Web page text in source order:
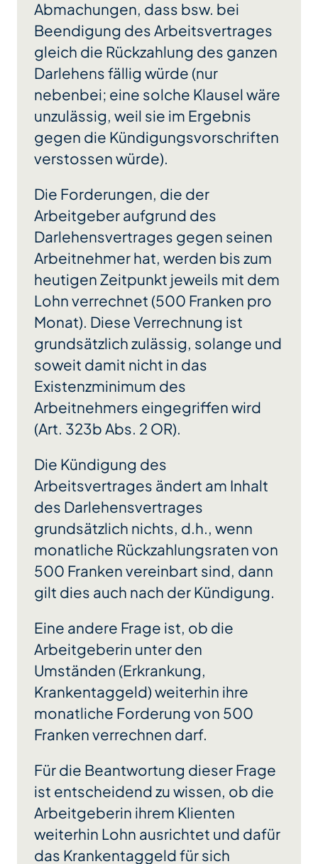
Abmachungen, dass bsw. bei
Beendigung des Arbeitsvertrages
gleich die Rückzahlung des ganzen
Darlehens fällig würde (nur
nebenbei; eine solche Klausel wäre
unzulässig, weil sie im Ergebnis
gegen die Kündigungsvorschriften
verstossen würde).
Die Forderungen, die der
Arbeitgeber aufgrund des
Darlehensvertrages gegen seinen
Arbeitnehmer hat, werden bis zum
heutigen Zeitpunkt jeweils mit dem
Lohn verrechnet (500 Franken pro
Monat). Diese Verrechnung ist
grundsätzlich zulässig, solange und
soweit damit nicht in das
Existenzminimum des
Arbeitnehmers eingegriffen wird
(Art. 323b Abs. 2 OR).
Die Kündigung des
Arbeitsvertrages ändert am Inhalt
des Darlehensvertrages
grundsätzlich nichts, d.h., wenn
monatliche Rückzahlungsraten von
500 Franken vereinbart sind, dann
gilt dies auch nach der Kündigung.
Eine andere Frage ist, ob die
Arbeitgeberin unter den
Umständen (Erkrankung,
Krankentaggeld) weiterhin ihre
monatliche Forderung von 500
Franken verrechnen darf.
Für die Beantwortung dieser Frage
ist entscheidend zu wissen, ob die
Arbeitgeberin ihrem Klienten
weiterhin Lohn ausrichtet und dafür
das Krankentaggeld für sich